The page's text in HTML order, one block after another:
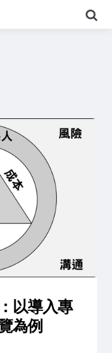
尋
以導入專
為例